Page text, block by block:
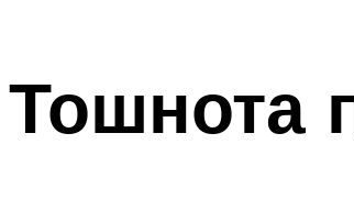
Тошнота